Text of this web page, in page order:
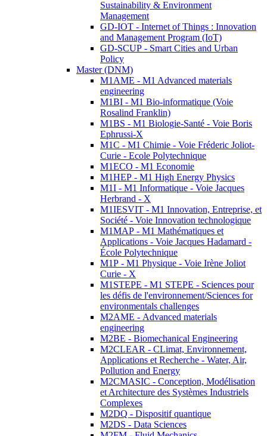
Sustainability & Environment
Management
GD-IOT - Internet of Things : Innovation
and Management Program (IoT)
GD-SCUP - Smart Cities and Urban
Policy
Master (DNM)
M1AME - M1 Advanced materials
engineering
M1BI - M1 Bio-informatique (Voie
Rosalind Franklin)
M1BS - M1 Biologie-Santé - Voie Boris
Ephrussi-X
M1C - M1 Chimie - Voie Fréderic Joliot-
Curie - Ecole Polytechnique
M1ECO - M1 Economie
M1HEP - M1 High Energy Physics
M1I - M1 Informatique - Voie Jacques
Herbrand - X
M1IESVIT - M1 Innovation, Entreprise, et
Société - Voie Innovation technologique
M1MAP - M1 Mathématiques et
Applications - Voie Jacques Hadamard -
École Polytechnique
M1P - M1 Physique - Voie Irène Joliot
Curie - X
M1STEPE - M1 STEPE - Sciences pour
les défis de l'environnement/Sciences for
environmentals challenges
M2AME - Advanced materials
engineering
M2BE - Biomechanical Engineering
M2CLEAR - CLimat, Environnement,
Applications et Recherche - Water, Air,
Pollution and Energy
M2CMASIC - Conception, Modélisation
et Architecture des Systèmes Industriels
Complexes
M2DQ - Dispositif quantique
M2DS - Data Sciences